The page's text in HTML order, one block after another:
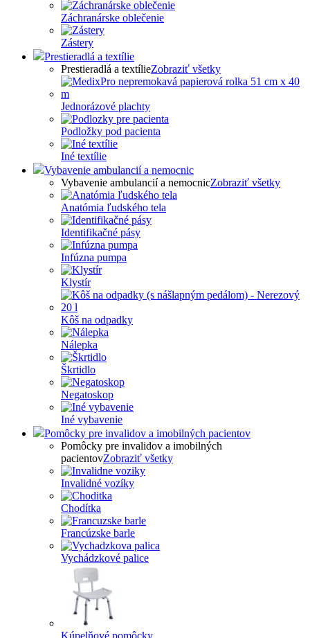
Záchranárske oblečenie
Zástery
Prestieradlá a textílie
Prestieradlá a textílieZobraziť všetky
Jednorázové plachty
Podložky pod pacienta
Iné textílie
Vybavenie ambulancií a nemocnic
Vybavenie ambulancií a nemocnicZobraziť všetky
Anatómia ľudského tela
Identifikačné pásy
Infúzna pumpa
Klystír
Kôš na odpadky
Nálepka
Škrtidlo
Negatoskop
Iné vybavenie
Pomôcky pre invalidov a imobilných pacientov
Pomôcky pre invalidov a imobilných
pacientovZobraziť všetky
Invalidné vozíky
Chodítka
Francúzske barle
Vychádzkové palice
Kúpelňové pomôcky